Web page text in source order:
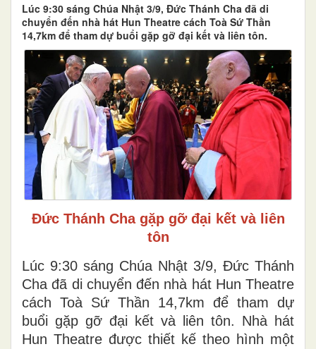
Lúc 9:30 sáng Chúa Nhật 3/9, Đức Thánh Cha đã di
chuyển đến nhà hát Hun Theatre cách Toà Sứ Thần
14,7km để tham dự buổi gặp gỡ đại kết và liên tôn.
Đức Thánh Cha gặp gỡ đại kết và liên
tôn
Lúc 9:30 sáng Chúa Nhật 3/9, Đức Thánh
Cha đã di chuyển đến nhà hát Hun Theatre
cách Toà Sứ Thần 14,7km để tham dự
buổi gặp gỡ đại kết và liên tôn. Nhà hát
Hun Theatre được thiết kế theo hình một